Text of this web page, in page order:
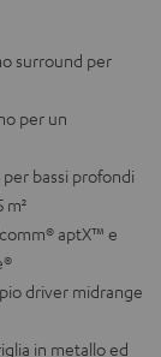
surround per
per un
bassi profondi
m²
aptX™ e
driver midrange
in metallo ed